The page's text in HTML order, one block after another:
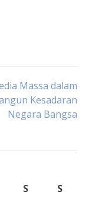
Massa dalam
Kesadaran
Negara Bangsa
S
S